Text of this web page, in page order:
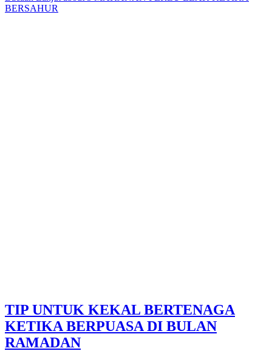
BERSAHUR
TIP UNTUK KEKAL BERTENAGA
KETIKA BERPUASA DI BULAN
RAMADAN